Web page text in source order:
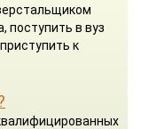
поступить в вуз
к